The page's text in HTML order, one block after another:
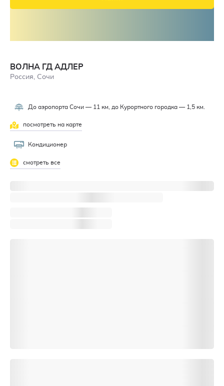
ВОЛНА ГД АДЛЕР
Россия, Сочи
До аэропорта Сочи — 11 км, до Курортного городка — 1,5 км.
посмотреть на карте
Кондиционер
смотреть все